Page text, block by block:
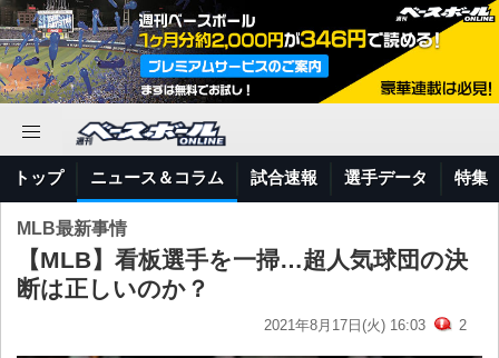
トップ ニュース＆コラム 試合速報 選手データ 特集
MLB最新事情
【MLB】看板選手を一掃…超人気球団の決
断は正しいのか？
2021年8月17日(火) 16:03 2